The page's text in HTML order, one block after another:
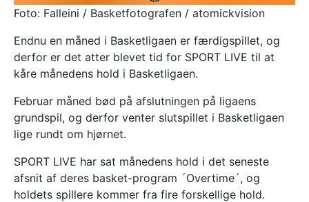
Foto: Falleini / Basketfotografen / atomickvision
Endnu en måned i Basketligaen er færdigspillet, og
derfor er det atter blevet tid for SPORT LIVE til at
kåre månedens hold i Basketligaen.
Februar måned bød på afslutningen på ligaens
grundspil, og derfor venter slutspillet i Basketligaen
lige rundt om hjørnet.
SPORT LIVE har sat månedens hold i det seneste
afsnit af deres basket-program ´Overtime´, og
holdets spillere kommer fra fire forskellige hold.